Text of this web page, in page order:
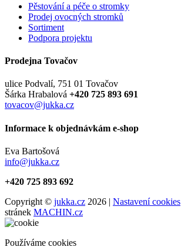
Pěstování a péče o stromky
Prodej ovocných stromků
Sortiment
Podpora projektu
Prodejna Tovačov
ulice Podvalí, 751 01 Tovačov
Šárka Hrabalová +420 725 893 691
tovacov@jukka.cz
Informace k objednávkám e-shop
Eva Bartošová
info@jukka.cz
+420 725 893 692
Copyright © jukka.cz 2026 | Nastavení cookies
stránek MACHIN.cz
Používáme cookies